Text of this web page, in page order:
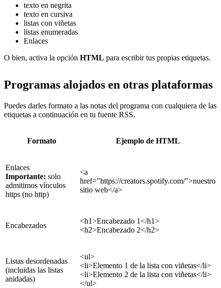
texto en negrita
texto en cursiva
listas con viñetas
listas enumeradas
Enlaces
O bien, activa la opción HTML para escribir tus propias etiquetas.
Programas alojados en otras plataformas
Puedes darles formato a las notas del programa con cualquiera de las
etiquetas a continuación en tu fuente RSS.
Formato Ejemplo de HTML
Enlaces
Importante: solo
admitimos vínculos
https (no http)
<a
href="https://creators.spotify.com/">nuestro
sitio web</a>
Encabezados
<h1>Encabezado 1</h1>
<h2>Encabezado 2</h2>
Listas desordenadas
(incluidas las listas
anidadas)
<ul>
<li>Elemento 1 de la lista con viñetas</li>
<li>Elemento 2 de la lista con viñetas</li>
</ul>